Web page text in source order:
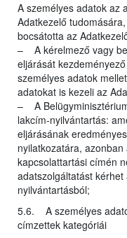
A személyes adatok az
Adatkezelő
bocsátotta az
– A kérelmező vagy
eljárását
személyes adatok
adatokat is kezeli az
– A
lakcím-nyilvántartás:
eljárásának
nyilatkozatára,
kapcsolattartási címén
adatszolgáltatást
nyilvántartásból;
5.6. A személyes
címzettek kategóriái